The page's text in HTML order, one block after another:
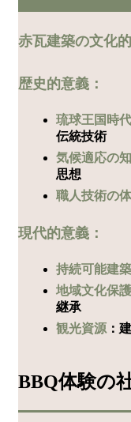
赤瓦建築の文化
歴史的意義：
琉球王国時
伝統技術
気候適応の
思想
職人技術の
現代的意義：
持続可能建築
地域文化保護
継承
観光資源 ：
BBQ体験の